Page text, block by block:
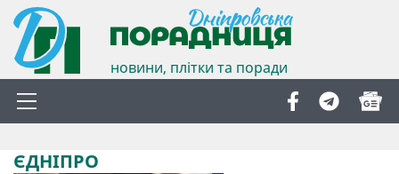
новини, плітки та поради
ЄДНІПРО